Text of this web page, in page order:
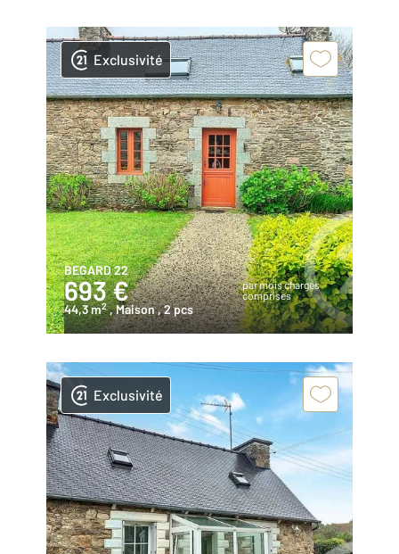
Exclusivité
BEGARD 22
693 €
par mois charges
comprises
44,3 m2 , Maison, 2 pcs
Exclusivité